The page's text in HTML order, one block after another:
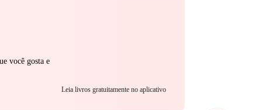
você gosta e
Leia livros gratuitamente no aplicativo